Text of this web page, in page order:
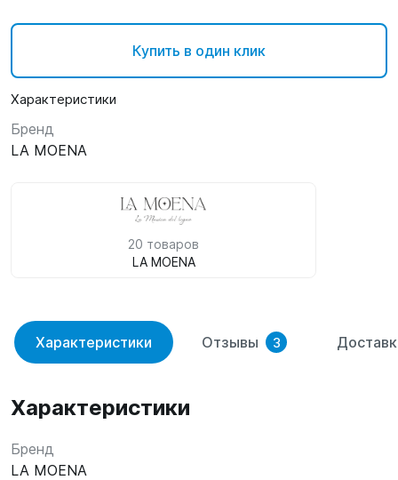
Купить в один клик
Характеристики
Бренд
LA MOENA
20 товаров
LA MOENA
Характеристики Отзывы 3
Характеристики
Бренд
LA MOENA